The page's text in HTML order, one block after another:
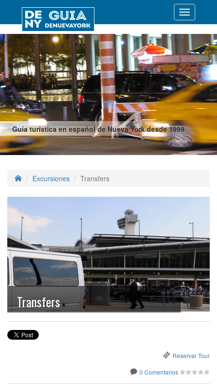
Guía turística en español de Nueva York desde 1999
Desplegar
Excursiones Transfers
Transfers
Reservar Tour
0 Comentarios